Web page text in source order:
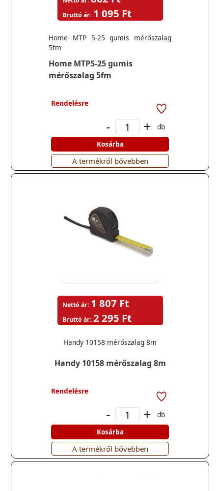
Home MTP5-25 gumis
mérőszalag 5fm
Home MTP 5-25 gumis mérőszalag
5fm
Bruttó ár: 1 095 Ft
Rendelésre
- +
db
Kosárba
A termékről bővebben
Handy 10158 mérőszalag 8m
Handy 10158 mérőszalag 8m
Nettó ár: 1 807 Ft
Bruttó ár: 2 295 Ft
Rendelésre
- +
db
Kosárba
A termékről bővebben